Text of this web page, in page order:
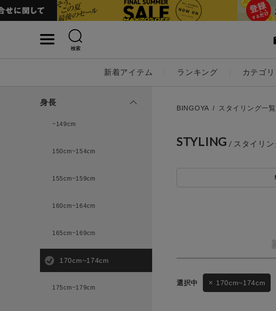
検索
新着アイテム ランキング カテゴリ
キーワード
LADIES
身長
~149cm
150cm~154cm
155cm~159cm
160cm~164cm
165cm~169cm
170cm~174cm
175cm~179cm
BINGOYA スタイリング一覧
STYLING
170cm~174cm